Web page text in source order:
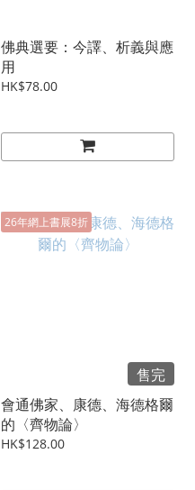
佛典選要：今譯、析義與應
用
HK$78.00
26年網上書展8折
售完
會通佛家、康德、海德格爾
的〈齊物論〉
HK$128.00